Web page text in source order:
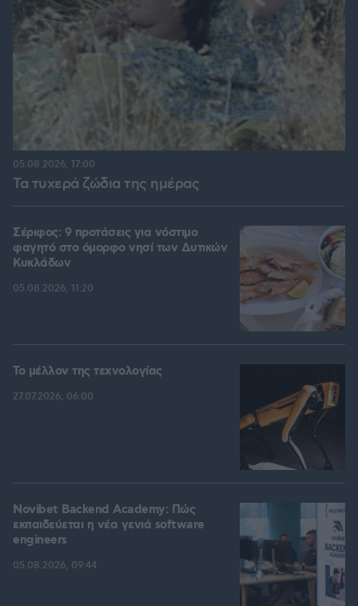
Τα τυχερά ζώδια της ημέρας
05.08.2026, 17:00
Σέριφος: 9 προτάσεις για νόστιμο
φαγητό στο όμορφο νησί των Δυτικών
Κυκλάδων
05.08.2026, 11:20
Το μέλλον της τεχνολογίας
27.07.2026, 06:00
Novibet Backend Academy: Πώς
εκπαιδεύεται η νέα γενιά software
engineers
05.08.2026, 09:44